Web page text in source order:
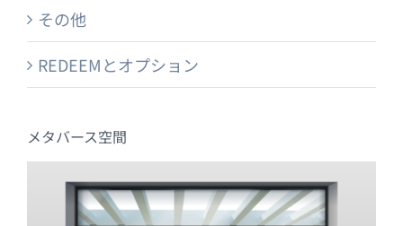
その他
REDEEMとオプション
メタバース空間